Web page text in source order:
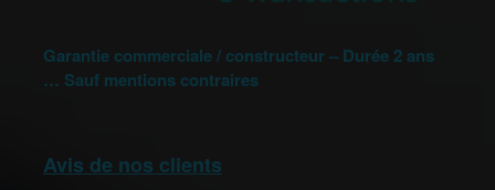
Garantie commerciale / constructeur – Durée 2 ans
… Sauf mentions contraires
Avis de nos clients